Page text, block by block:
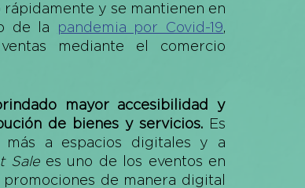
rápidamente y se mantienen en
de la
pandemia por Covid-19,
mediante el comercio
mayor accesibilidad y
de bienes y servicios. Es
a espacios digitales y a
Sale es uno de los eventos en
de manera digital